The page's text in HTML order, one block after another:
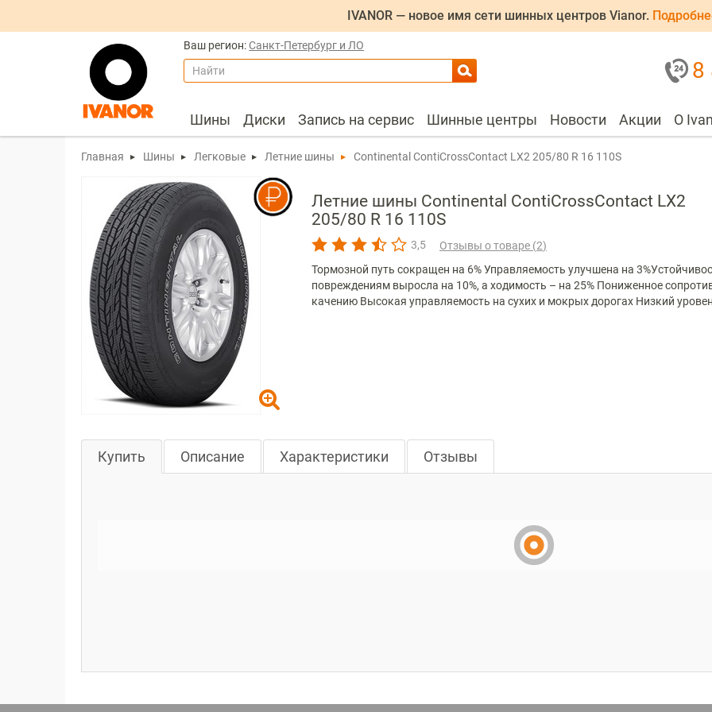
IVANOR — новое имя сети шинных центров Vianor.
Ваш регион:Санкт-Петербург и ЛО
Найти
8
Шины Диски Запись на сервис Шинные центры Новости Акции О
Главная Шины Легковые Летние шины Continental ContiCrossContact LX2 205/80 R 16 110S
Летние шины Continental ContiCrossContact LX2
205/80 R 16 110S
3,5 Отзывы о товаре (2)
Тормозной путь сокращен на 6% Управляемость улучшена на
повреждениям выросла на 10%, а ходимость – на 25% Пониженное
качению Высокая управляемость на сухих и мокрых дорогах Низкий
Купить Описание Характеристики Отзывы